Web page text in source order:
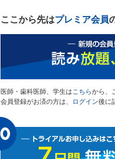
ここから先はプレミア会員
医師・歯科医師、学生は こちらから、
会員登録がお済の方は、
ログイン後に